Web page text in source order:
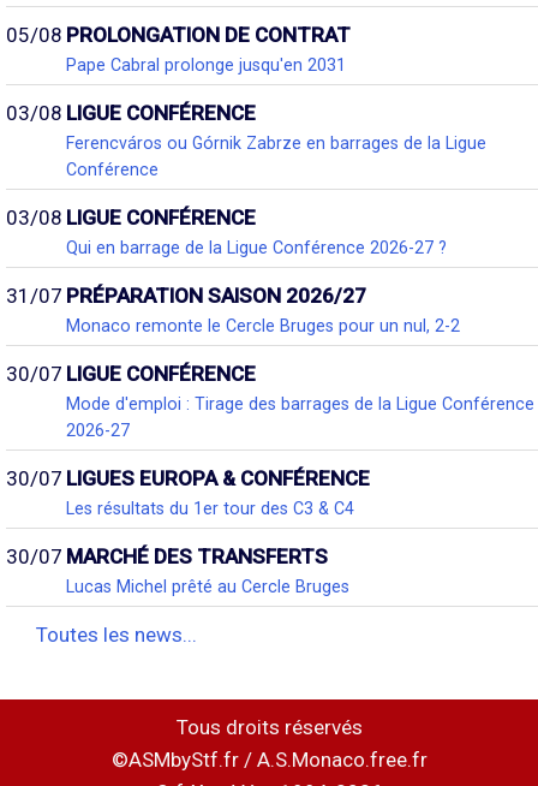
05/08 PROLONGATION DE CONTRAT
Pape Cabral prolonge jusqu'en 2031
03/08 LIGUE CONFÉRENCE
Ferencváros ou Górnik Zabrze en barrages de la Ligue
Conférence
03/08 LIGUE CONFÉRENCE
Qui en barrage de la Ligue Conférence 2026-27 ?
31/07 PRÉPARATION SAISON 2026/27
Monaco remonte le Cercle Bruges pour un nul, 2-2
30/07 LIGUE CONFÉRENCE
Mode d'emploi : Tirage des barrages de la Ligue Conférence
2026-27
30/07 LIGUES EUROPA & CONFÉRENCE
Les résultats du 1er tour des C3 & C4
30/07 MARCHÉ DES TRANSFERTS
Lucas Michel prêté au Cercle Bruges
Toutes les news...
Tous droits réservés
©ASMbyStf.fr / A.S.Monaco.free.fr